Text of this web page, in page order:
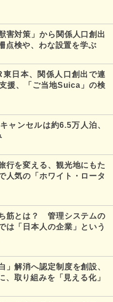
害対策」から関係人口創出
点検や、わな設置を学ぶ
日本、関係人口創出で連
援、「ご当地Suica」の検
ャンセルは約6.5万人泊、
行を変える、観光地にもた
人気の「ホワイト・ロータ
筋とは？ 管理システムの
は「日本人の企業」という
」解消へ認定制度を創設、
、取り組みを「見える化」